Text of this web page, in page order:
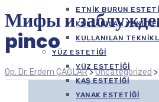
ETNIK BURUN
KULLANILAN YENI
KULLANILAN
YÜZ ESTETIĞI
YÜZ ESTETIĞI
KAŞ ESTETIĞI
YANAK ESTETIĞI
Мифы и
pinco
Op. Dr. Erdem ÇAĞLAR>Uncategorized >